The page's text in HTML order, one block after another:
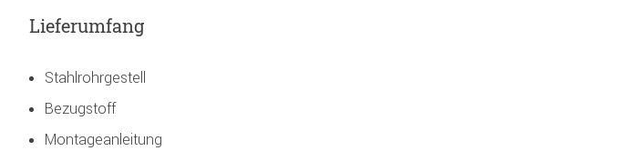
Lieferumfang
Stahlrohrgestell
Bezugstoff
Montageanleitung